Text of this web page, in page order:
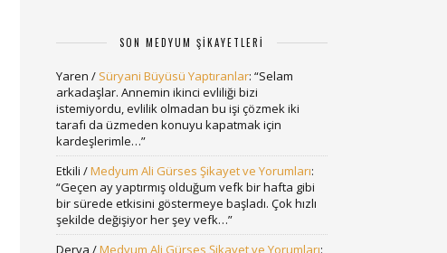
SON MEDYUM ŞIKAYETLERI
Yaren / Süryani Büyüsü Yaptıranlar: “Selam
arkadaşlar. Annemin ikinci evliliği bizi
istemiyordu, evlilik olmadan bu işi çözmek iki
tarafı da üzmeden konuyu kapatmak için
kardeşlerimle…”
Etkili /Medyum Ali Gürses Şikayet ve Yorumları:
“Geçen ay yaptırmış olduğum vefk bir hafta gibi
bir sürede etkisini göstermeye başladı. Çok hızlı
şekilde değişiyor her şey vefk…”
Derya /Medyum Ali Gürses Şikayet ve Yorumları: